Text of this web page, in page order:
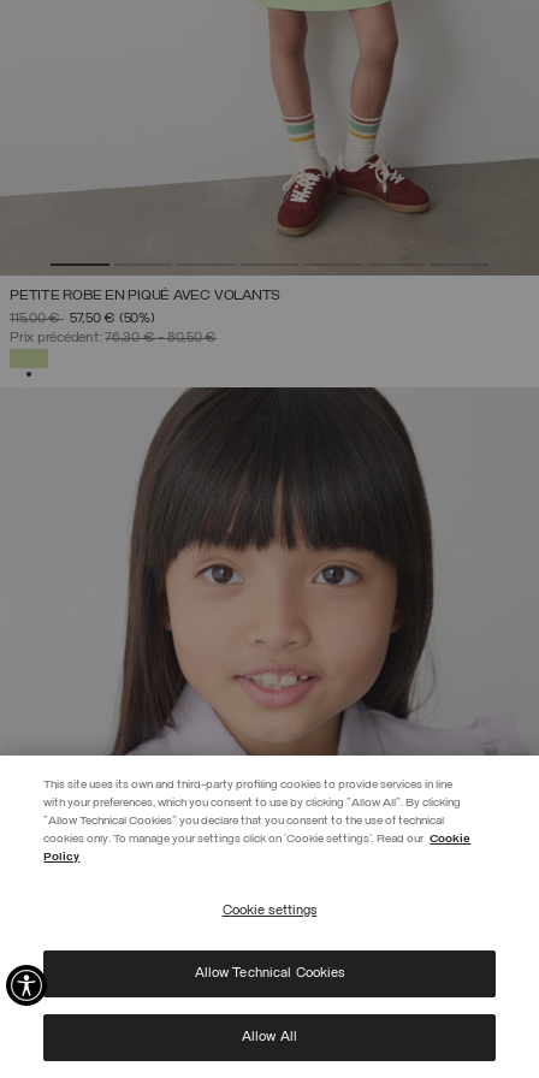
EXTRA 10%
Utilisez le code EXTRA10 sur les articles en promotion pour bénéficier de
J’ai pris connaissance de votrepolitique de confidentialité
mes données personnelles aux fins indiquées.
Privacy Policy
PETITE ROBE EN PIQUÉ AVEC VOLANTS
PRIX RÉDUIT DE
115,00 €À57,50 € (50%)
Prix précédent:76,30 €-80,50 €
This site uses its own and third-party profiling cookies to provide services in line
with your preferences, which you consent to use by clicking "Allow All". By clicking
"Allow Technical Cookies" you declare that you consent to the use of technical
cookies only. To manage your settings click on 'Cookie settings'. Read our Cookie
Policy
Cookie settings
Allow Technical Cookies
Allow All